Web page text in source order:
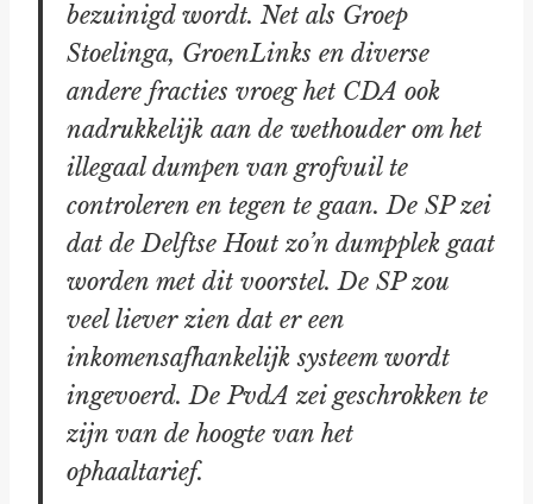
bezuinigd wordt. Net als Groep
Stoelinga, GroenLinks en diverse
andere fracties vroeg het CDA ook
nadrukkelijk aan de wethouder om het
illegaal dumpen van grofvuil te
controleren en tegen te gaan. De SP zei
dat de Delftse Hout zo’n dumpplek gaat
worden met dit voorstel. De SP zou
veel liever zien dat er een
inkomensafhankelijk systeem wordt
ingevoerd. De PvdA zei geschrokken te
zijn van de hoogte van het
ophaaltarief.